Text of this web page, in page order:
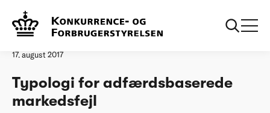
Forside
17. august 2017
Typologi for adfærdsbaserede
markedsfejl